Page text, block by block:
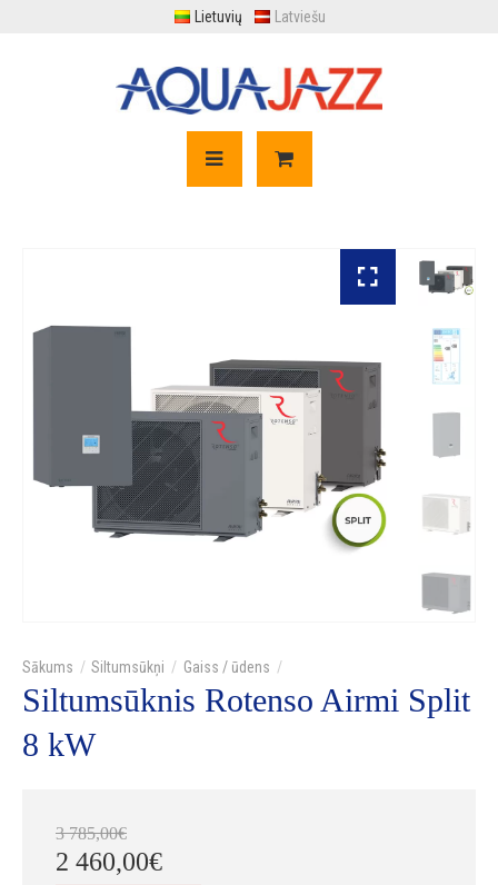
Lietuvių Latviešu
Siltumsūkņi Gaiss / ūdens
Siltumsūknis Rotenso Airmi Split
8 kW
3 785,00€
2 460,00€